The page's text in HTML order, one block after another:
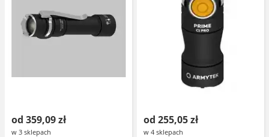
od 359,09 zł
w 3 sklepach
od 255,05 zł
w 4 sklepach